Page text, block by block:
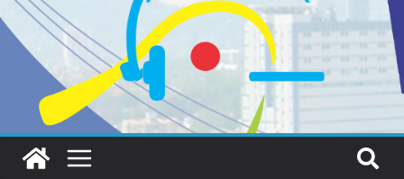
dinamiza la economía local
Salud mental a la mesa: la importancia de
hablarlo en familia
Lo que tienen en común la nueva Película Toy
Story 5 y el Papa León XIV